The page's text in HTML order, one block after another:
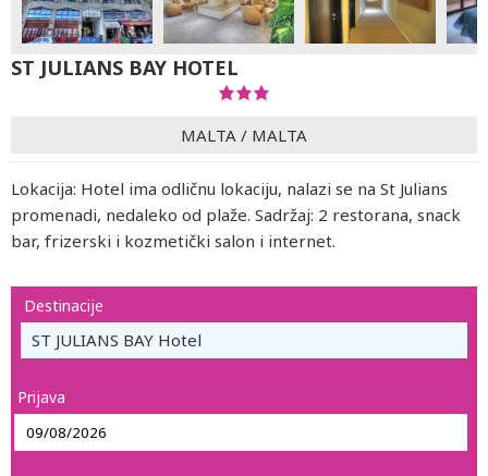
ST JULIANS BAY HOTEL
MALTA / MALTA
Lokacija: Hotel ima odličnu lokaciju, nalazi se na St Julians
promenadi, nedaleko od plaže. Sadržaj: 2 restorana, snack
bar, frizerski i kozmetički salon i internet.
Destinacije
ST JULIANS BAY Hotel
Prijava